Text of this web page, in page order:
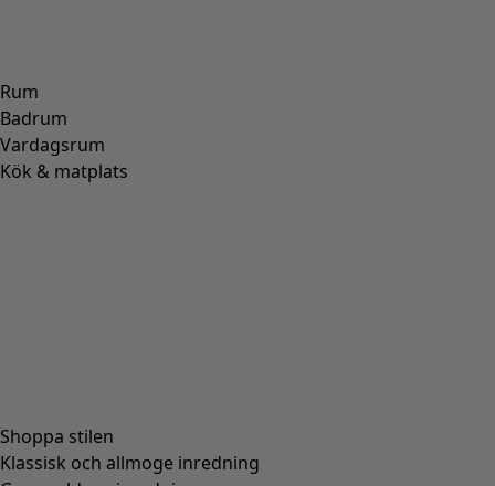
Rum
Badrum
Vardagsrum
Kök & matplats
Shoppa stilen
Klassisk och allmoge inredning